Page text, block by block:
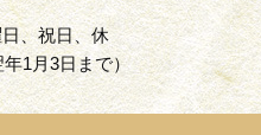
、祝日、休
1月3日まで）